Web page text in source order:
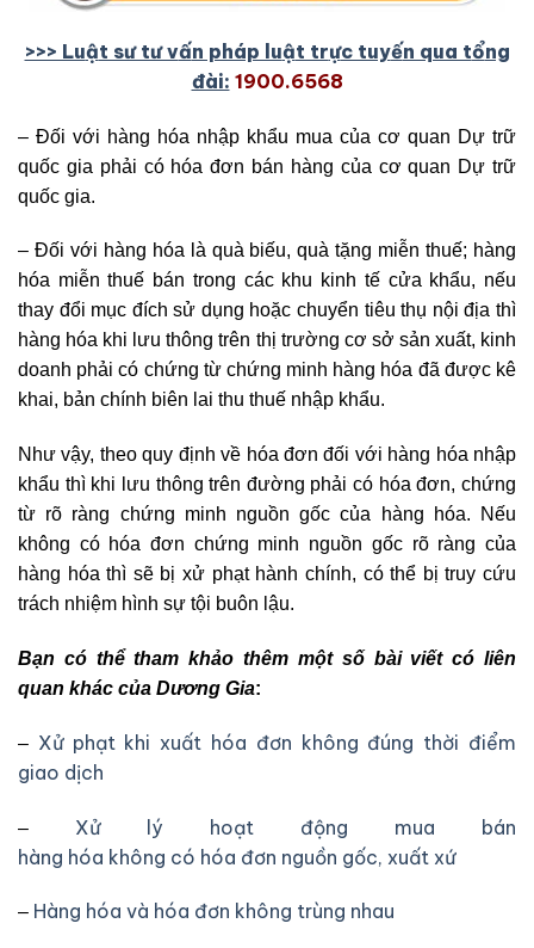
>>> Luật sư tư vấn pháp luật trực tuyến qua tổng
đài: 1900.6568
– Đối với hàng hóa nhập khẩu mua của cơ quan Dự trữ
quốc gia phải có hóa đơn bán hàng của cơ quan Dự trữ
quốc gia.
– Đối với hàng hóa là quà biếu, quà tặng miễn thuế; hàng
hóa miễn thuế bán trong các khu kinh tế cửa khẩu, nếu
thay đổi mục đích sử dụng hoặc chuyển tiêu thụ nội địa thì
hàng hóa khi lưu thông trên thị trường cơ sở sản xuất, kinh
doanh phải có chứng từ chứng minh hàng hóa đã được kê
khai, bản chính biên lai thu thuế nhập khẩu.
Như vậy, theo quy định về hóa đơn đối với hàng hóa nhập
khẩu thì khi lưu thông trên đường phải có hóa đơn, chứng
từ rõ ràng chứng minh nguồn gốc của hàng hóa. Nếu
không có hóa đơn chứng minh nguồn gốc rõ ràng của
hàng hóa thì sẽ bị xử phạt hành chính, có thể bị truy cứu
trách nhiệm hình sự tội buôn lậu.
Bạn có thể tham khảo thêm một số bài viết có liên
quan khác của Dương Gia:
– Xử phạt khi xuất hóa đơn không đúng thời điểm
giao dịch
– Xử lý hoạt động mua bán
hàng hóa không có hóa đơn nguồn gốc, xuất xứ
– Hàng hóa và hóa đơn không trùng nhau